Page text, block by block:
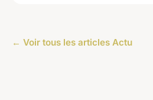
← Voir tous les articles Actu